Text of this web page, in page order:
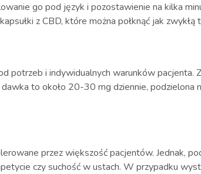
go pod język i pozostawienie na kilka
z CBD, które można połknąć jak zwykłą
potrzeb i indywidualnych warunków
to około 20-30 mg dziennie,
przez większość pacjentów. Jednak,
czy suchość w ustach. W przypadku